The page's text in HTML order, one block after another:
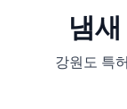
냄
강원도 특